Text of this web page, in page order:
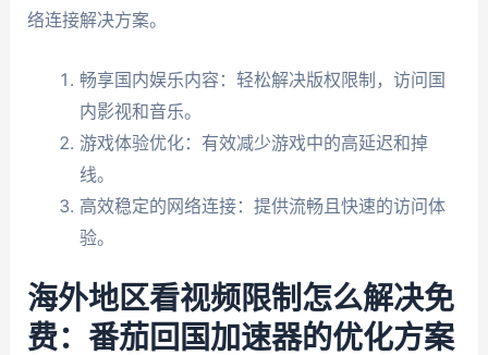
络连接解决方案。
畅享国内娱乐内容：轻松解决版权限制，访问国
内影视和音乐。
游戏体验优化：有效减少游戏中的高延迟和掉
线。
高效稳定的网络连接：提供流畅且快速的访问体
验。
海外地区看视频限制怎么解决免
费：番茄回国加速器的优化方案